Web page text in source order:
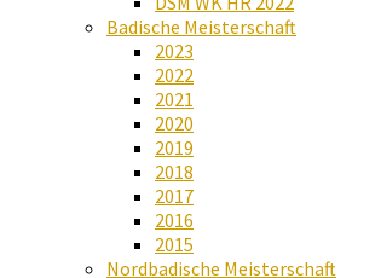
Badische Meisterschaft
2023
2022
2021
2020
2019
2018
2017
2016
2015
Nordbadische Meisterschaft